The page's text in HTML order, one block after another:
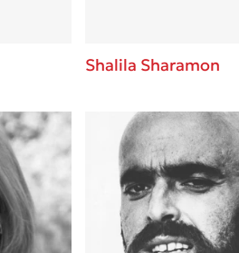
Shalila Sharamon